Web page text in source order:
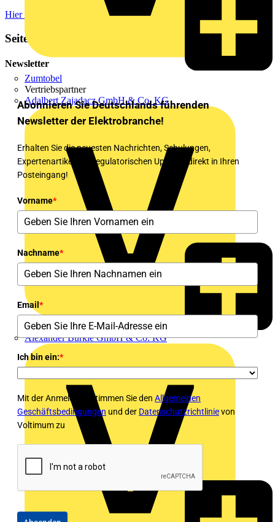
Zumtobel
Vertriebspartner
Adalbert Zajadacz GmbH & Co. KG
Alexander Bürkle GmbH & Co. KG
Hier finden Sie die Präsentation.
Seitenleiste
Newsletter
Abonnieren Sie Deutschlands führenden
Newsletter der Elektrobranche!
Erhalten Sie die neuesten Nachrichten, Schulungen,
Expertenartikel und regulatorischen Updates direkt in Ihren
Posteingang!
Vorname*
Nachname*
Email *
Ich bin ein:*
Mit der Anmeldung stimmen Sie den Allgemeinen
Geschäftsbedingungen und der Datenschutzrichtlinievon
Voltimum zu